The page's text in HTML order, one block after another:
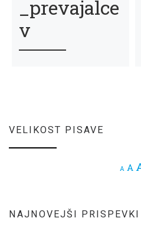
_prevajalce
v
VELIKOST PISAVE
A A
NAJNOVEJŠI PRISPEVKI